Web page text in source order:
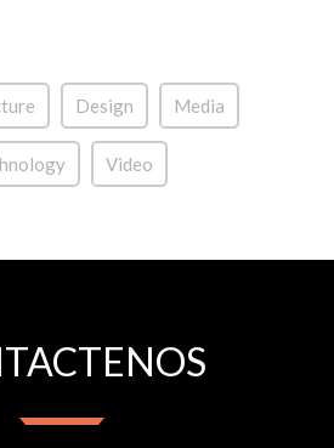
Design Media
Video